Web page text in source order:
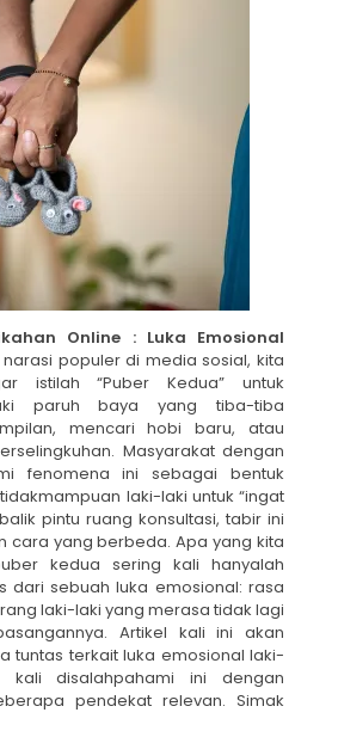
Online : Luka Emosional
populer di media sosial, kita
istilah “Puber Kedua” untuk
paruh baya yang tiba-tiba
mencari hobi baru, atau
Masyarakat dengan
fenomena ini sebagai bentuk
laki-laki untuk “ingat
pintu ruang konsultasi, tabir ini
cara yang berbeda. Apa yang kita
kedua sering kali hanyalah
dari sebuah luka emosional: rasa
laki-laki yang merasa tidak lagi
Artikel kali ini akan
tuntas terkait luka emosional laki-
disalahpahami ini dengan
pendekat relevan. Simak